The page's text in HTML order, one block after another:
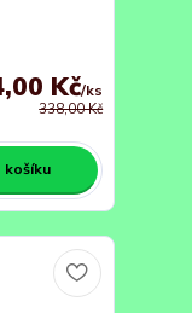
338,00 Kč
Kč/ks
košíku